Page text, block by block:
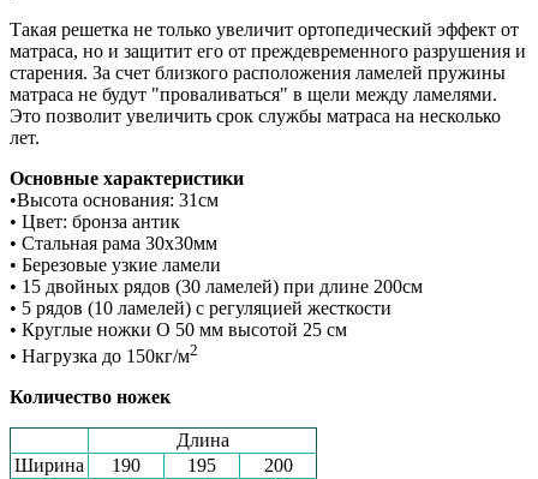
Такая решетка не только увеличит ортопедический эффект от
матраса, но и защитит его от преждевременного разрушения и
старения. За счет близкого расположения ламелей пружины
матраса не будут "проваливаться" в щели между ламелями.
Это позволит увеличить срок службы матраса на несколько
лет.
Основные характеристики
•Высота основания: 31см
• Цвет: бронза антик
• Стальная рама 30х30мм
• Березовые узкие ламели
• 15 двойных рядов (30 ламелей) при длине 200см
• 5 рядов (10 ламелей) с регуляцией жесткости
• Круглые ножки O 50 мм высотой 25 см
• Нагрузка до 150кг/м2
Количество ножек
Длина
Ширина
190 195
200